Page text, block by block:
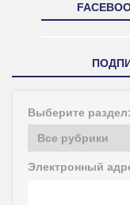
Выберите раздел:
Электронный